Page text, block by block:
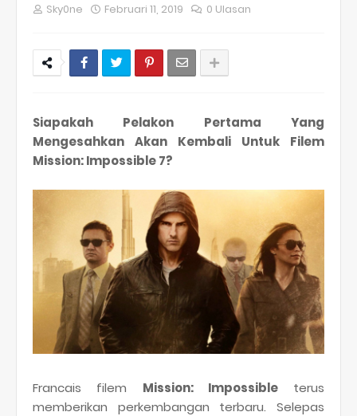
Sky0ne Februari 11, 2019 0 Ulasan
Siapakah Pelakon Pertama Yang
Mengesahkan Akan Kembali Untuk Filem
Mission: Impossible 7?
Francais filem Mission: Impossibleterus
memberikan perkembangan terbaru. Selepas